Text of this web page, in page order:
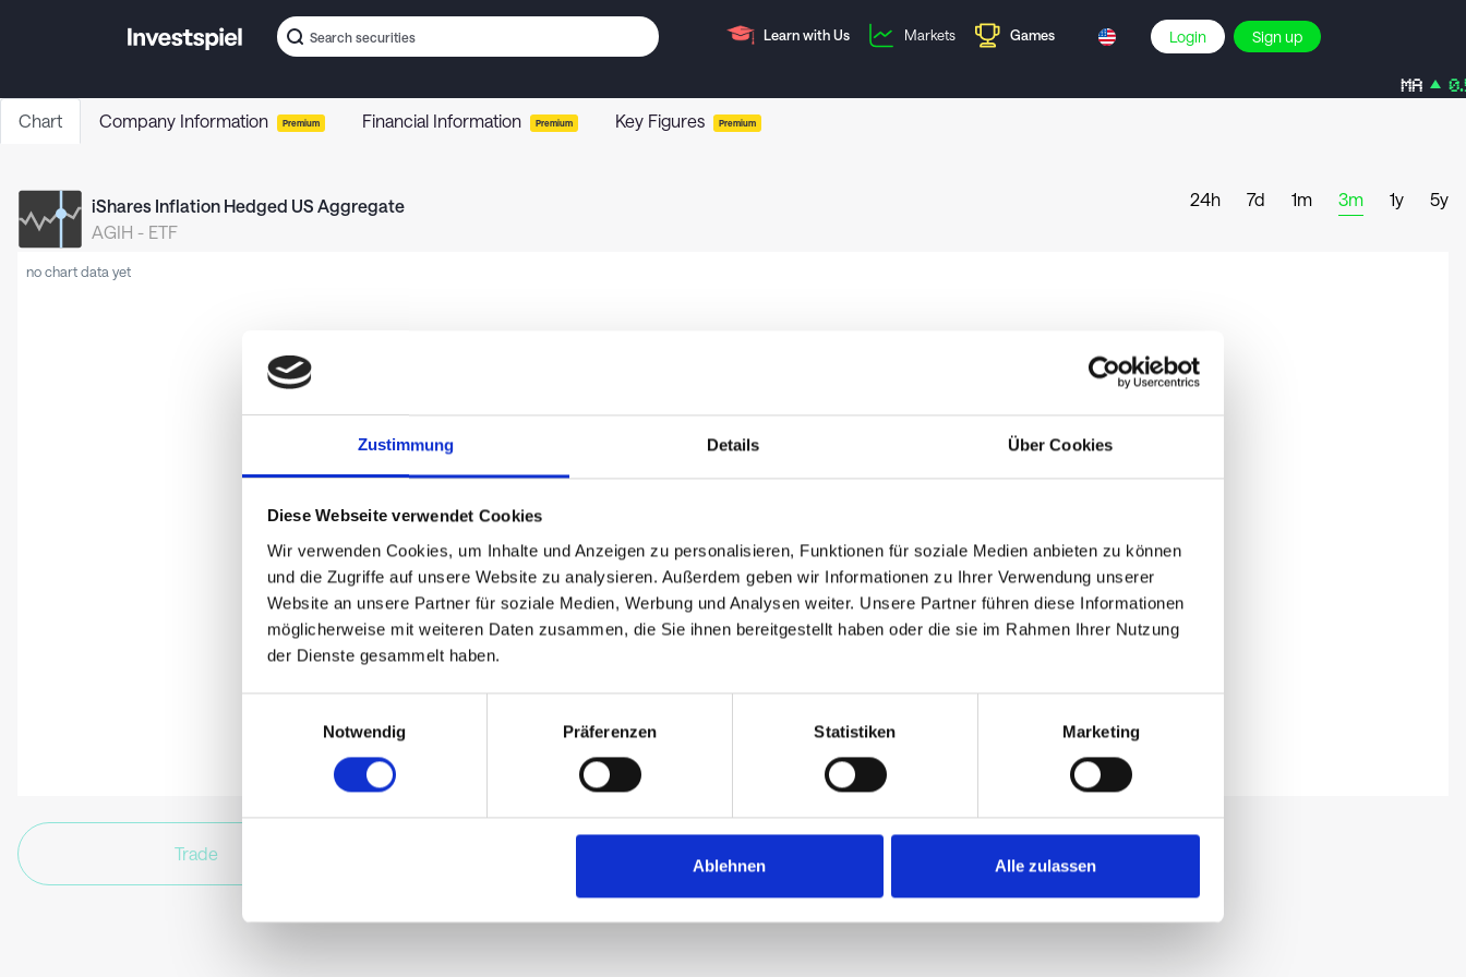
Zustimmung Details Über Cookies
Diese Webseite verwendet Cookies
Wir verwenden Cookies, um Inhalte und Anzeigen zu personalisieren, Funktionen für soziale Medien anbieten zu können
und die Zugriffe auf unsere Website zu analysieren. Außerdem geben wir Informationen zu Ihrer Verwendung unserer
Website an unsere Partner für soziale Medien, Werbung und Analysen weiter. Unsere Partner führen diese Informationen
möglicherweise mit weiteren Daten zusammen, die Sie ihnen bereitgestellt haben oder die sie im Rahmen Ihrer Nutzung
der Dienste gesammelt haben.
Notwendig
Präferenzen Statistiken Marketing
Ablehnen Alle zulassen
Learn with Us Markets Games Login Sign up
MA
Chart Company Information Premium Financial Information Premium Key Figures Premium
iShares Inflation Hedged US Aggregate
AGIH - ETF
24h 7d 1m 3m 1y 5y
no chart data yet
Trade